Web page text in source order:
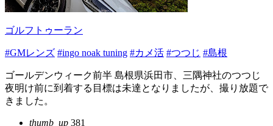
ゴルフトゥーラン
#GMレンズ #ingo noak tuning #カメ活 #つつじ #島根
ゴールデンウィーク前半 島根県浜田市、三隅神社のつつじ
夜明け前に到着する目標は未達となりましたが、撮り放題で
きました。
thumb_up 381